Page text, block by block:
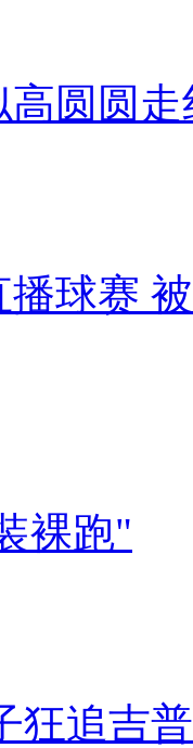
圆圆走
球赛
裸跑"
狂追吉